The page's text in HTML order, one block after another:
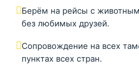
Берём на рейсы с
без любимых друзей.
Сопровождение на всех
пунктах всех стран.